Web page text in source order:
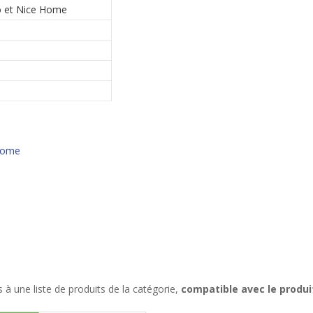
et Nice Home
à une liste de produits de la catégorie, compatible avec le produit